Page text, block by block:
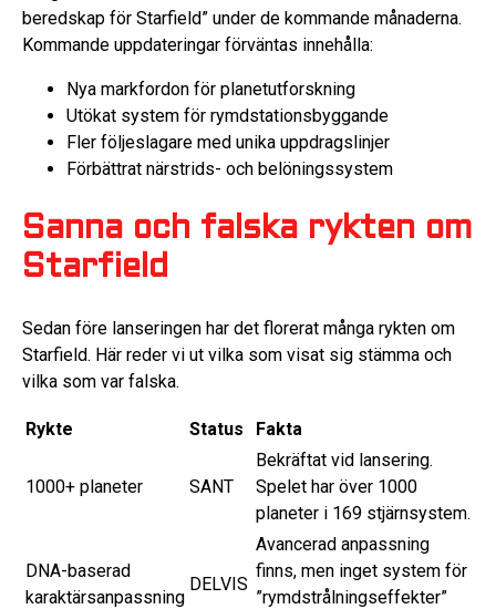
beredskap för Starfield” under de kommande månaderna.
Kommande uppdateringar förväntas innehålla:
Nya markfordon för planetutforskning
Utökat system för rymdstationsbyggande
Fler följeslagare med unika uppdragslinjer
Förbättrat närstrids- och belöningssystem
Sanna och falska rykten om
Starfield
Sedan före lanseringen har det florerat många rykten om
Starfield. Här reder vi ut vilka som visat sig stämma och
vilka som var falska.
Rykte Status Fakta
1000+ planeter SANT
Bekräftat vid lansering.
Spelet har över 1000
planeter i 169 stjärnsystem.
DNA-baserad
karaktärsanpassning
DELVIS
Avancerad anpassning
finns, men inget system för
”rymdstrålningseffekter”